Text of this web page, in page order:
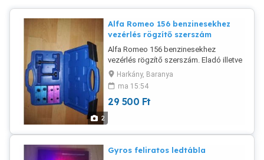
2
Alfa Romeo 156 benzinesekhez
vezérlés rögzítő szerszám
Alfa Romeo 156 benzinesekhez
vezérlés rögzítő szerszám. Eladó illetve
bérbe vehető. 2500Ft /nap kaucióval.
Harkány, Baranya
ma 15:54
29 500 Ft
Gyros feliratos ledtábla